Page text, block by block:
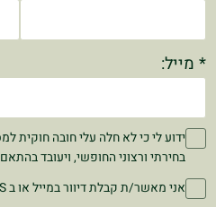
* מייל:
ידוע לי כי לא חלה עלי חובה חוקית
בחירתי ורצוני החופשי, ויעובד
אני מאשר/ת קבלת דיוור במייל או ב SMS מחברת מודרנו